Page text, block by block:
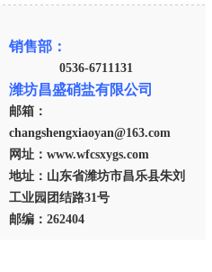
销售部：
0536-6711131
潍坊昌盛硝盐有限公司
邮箱：
changshengxiaoyan@163.com
网址：www.wfcsxygs.com
地址：山东省潍坊市昌乐县朱刘
工业园团结路31号
邮编：262404